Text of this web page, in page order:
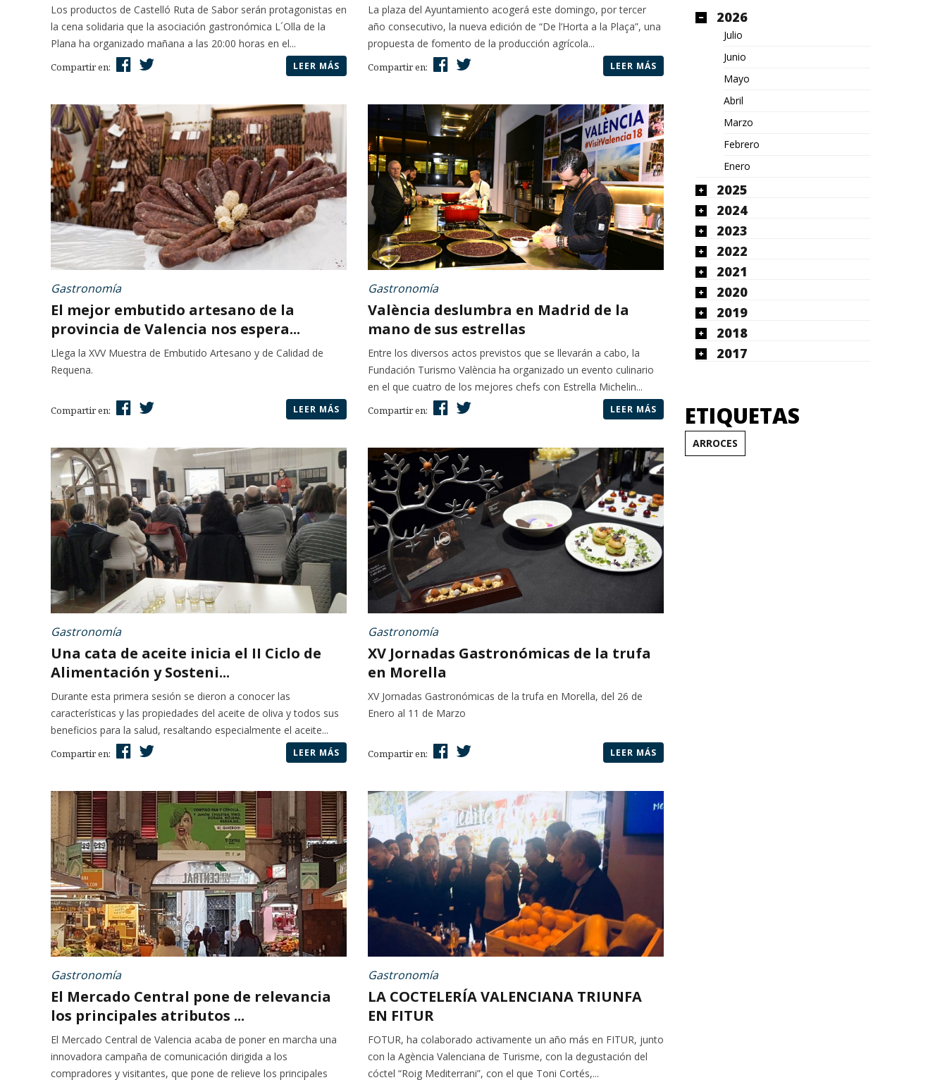
Los productos de Castelló Ruta de Sabor serán protagonistas en
la cena solidaria que la asociación gastronómica L´Olla de la
Plana ha organizado mañana a las 20:00 horas en el...
Compartir en: LEER MÁS
La plaza del Ayuntamiento acogerá este domingo, por tercer
año consecutivo, la nueva edición de “De l’Horta a la Plaça”, una
propuesta de fomento de la producción agrícola...
Compartir en: LEER MÁS
Gastronomía
El mejor embutido artesano de la
provincia de Valencia nos espera...
Llega la XVV Muestra de Embutido Artesano y de Calidad de
Requena.
Compartir en: LEER MÁS
Gastronomía
València deslumbra en Madrid de la
mano de sus estrellas
Entre los diversos actos previstos que se llevarán a cabo, la
Fundación Turismo València ha organizado un evento culinario
en el que cuatro de los mejores chefs con Estrella Michelin...
Compartir en: LEER MÁS
Gastronomía
Una cata de aceite inicia el II Ciclo de
Alimentación y Sosteni...
Durante esta primera sesión se dieron a conocer las
características y las propiedades del aceite de oliva y todos sus
beneficios para la salud, resaltando especialmente el aceite...
Compartir en: LEER MÁS
Gastronomía
XV Jornadas Gastronómicas de la trufa
en Morella
XV Jornadas Gastronómicas de la trufa en Morella, del 26 de
Enero al 11 de Marzo
Compartir en: LEER MÁS
Gastronomía
El Mercado Central pone de relevancia
los principales atributos ...
El Mercado Central de Valencia acaba de poner en marcha una
innovadora campaña de comunicación dirigida a los
compradores y visitantes, que pone de relieve los principales
Gastronomía
LA COCTELERÍA VALENCIANA TRIUNFA
EN FITUR
FOTUR, ha colaborado activamente un año más en FITUR, junto
con la Agència Valenciana de Turisme, con la degustación del
cóctel “Roig Mediterrani”, con el que Toni Cortés,...
2026
Julio
Junio
Mayo
Abril
Marzo
Febrero
Enero
2025
2024
2023
2022
2021
2020
2019
2018
2017
ETIQUETAS
ARROCES